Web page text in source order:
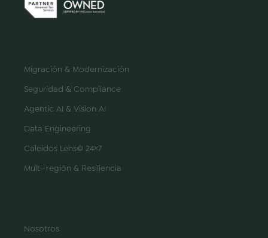
Migración & Modernización
Seguridad & Compliance
Agentic AI & Vision AI
Data Engineering
Caleidos Lens© 24×7
Multi-región & Resiliencia
Nosotros